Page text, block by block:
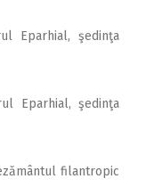
Eparhial, şedinţa
Eparhial, şedinţa
filantropic